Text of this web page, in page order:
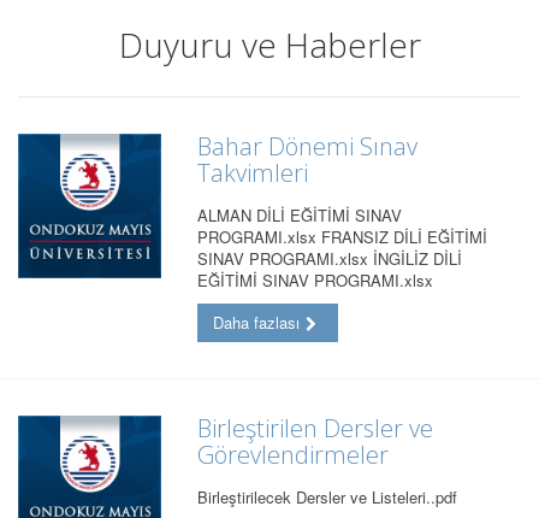
Duyuru ve Haberler
Bahar Dönemi Sınav
Takvimleri
ALMAN DİLİ EĞİTİMİ SINAV
PROGRAMI.xlsx FRANSIZ DİLİ EĞİTİMİ
SINAV PROGRAMI.xlsx İNGİLİZ DİLİ
EĞİTİMİ SINAV PROGRAMI.xlsx
Daha fazlası
Birleştirilen Dersler ve
Görevlendirmeler
Birleştirilecek Dersler ve Listeleri..pdf